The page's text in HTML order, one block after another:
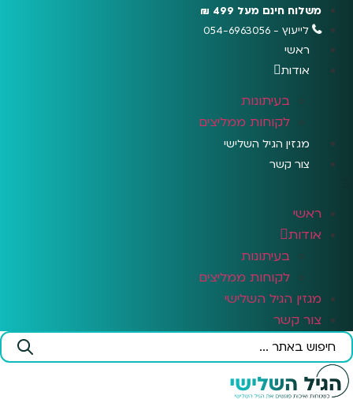
לתוכן
משלוח חינם מעל 499 ₪
לייעוץ - 054-6963056
ראשי
אודות
בעיתונות
לקוחות ממליצים
מגזין הגיל השלישי
צור קשר
ראשי
אודות
בעיתונות
לקוחות ממליצים
מגזין הגיל השלישי
צור קשר
Search
...